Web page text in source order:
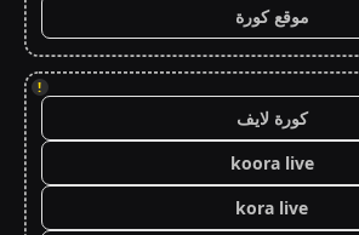
موقع كورة
!
كورة لايف
koora live
kora live